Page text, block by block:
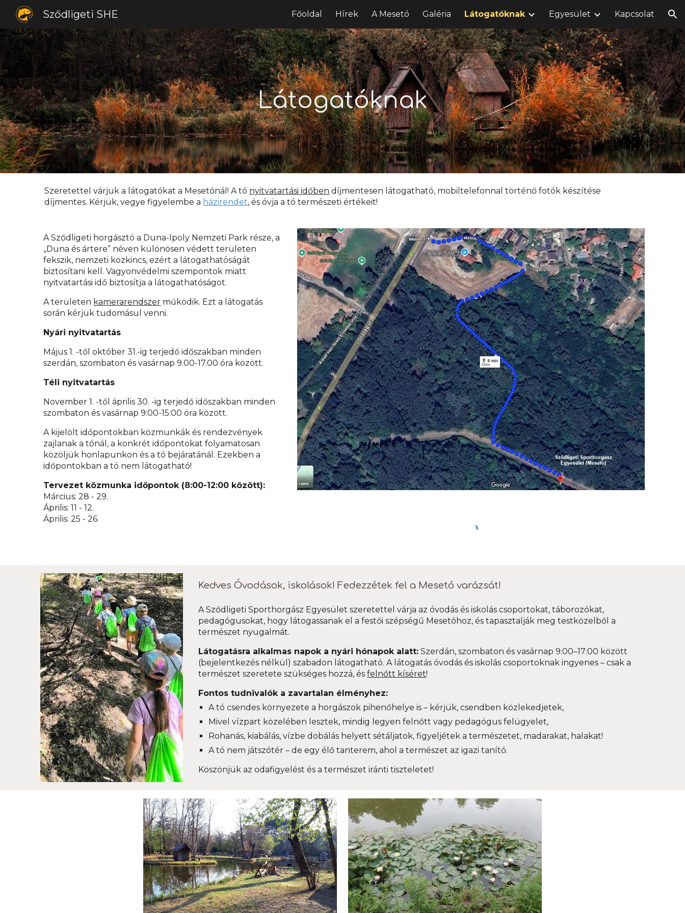
Skip to navigation
Sződligeti SHE Főoldal Hírek A Mesetó Galéria Látogatóknak Egyesület Kapcsolat
Látogatóknak
Szeretettel várjuk a látogatókat a Mesetónál!A tó nyitvatartási időben díjmentesen látogatható, mobiltelefonnal történő fotók készítése
díjmentes. Kérjük, vegye figyelembe a házirendet, és óvja a tó természeti értékeit!
A Sződligeti horgásztó a Duna-Ipoly Nemzeti Park része, a
„Duna és ártere” néven különösen védett területen
fekszik, nemzeti közkincs, ezért a látogathatóságát
biztosítani kell. Vagyonvédelmi szempontok miatt
nyitvatartási idő biztosítja a látogathatóságot.
A területen kamerarendszer működik. Ezt a látogatás
során kérjük tudomásul venni.
Nyári nyitvatartás
Május 1. -től október 31.-ig terjedő időszakban minden
szerdán, szombaton és vasárnap9.00-17.00óra között.
Téli nyitvatartás
November 1. -től április 30. -ig terjedő időszakban minden
szombaton és vasárnap9:00-15:00óra között.
A kijelölt időpontokban közmunkák és rendezvények
zajlanak a tónál, a konkrét időpontokat folyamatosan
közöljük honlapunkon és a tó bejáratánál. Ezekben a
időpontokban a tó nem látogatható!
Tervezet közmunka időpontok (8:00-12:00 között):
Március: 28 - 29.
Április: 11 - 12.
Április: 25 - 26.
Kedves Óvodások, iskolások! Fedezzétek fel a Mesetó varázsát!
A Sződligeti Sporthorgász Egyesület szeretettel várja az óvodás és iskolás csoportokat, táborozókat,
pedagógusokat, hogy látogassanak el a festői szépségű Mesetóhoz, és tapasztalják meg testközelből a
természet nyugalmát.
Látogatásra alkalmas napok a nyári hónapok alatt: Szerdán, szombaton és vasárnap 9:00–17:00 között
(bejelentkezés nélkül ) szabadon látogatható. A látogatás óvodás és iskolás csoportoknak ingyenes – csak a
természet szeretete szükséges hozzá, ésfelnőtt kíséret!
Fontos tudnivalók a zavartalan élményhez:
A tó csendes környezete a horgászok pihenőhelye is – kérjük, csendben közlekedjetek,
Mivel vízpart közelében lesztek, mindig legyen felnőtt vagy pedagógus felügyelet,
Rohanás, kiabálás, vízbe dobálás helyett sétáljatok, figyeljétek a természetet, madarakat, halakat!
A tó nem játszótér – de egy élő tanterem, ahol a természet az igazi tanító.
Köszönjük az odafigyelést és a természet iránti tiszteletet!